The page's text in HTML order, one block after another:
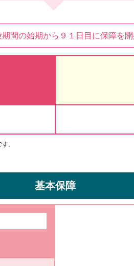
間の始期から ９１日目に保障を開
。
基本保障